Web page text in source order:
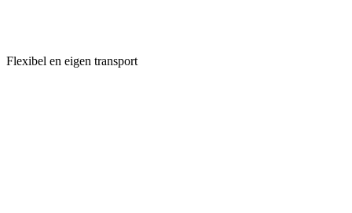
Flexibel en eigen transport